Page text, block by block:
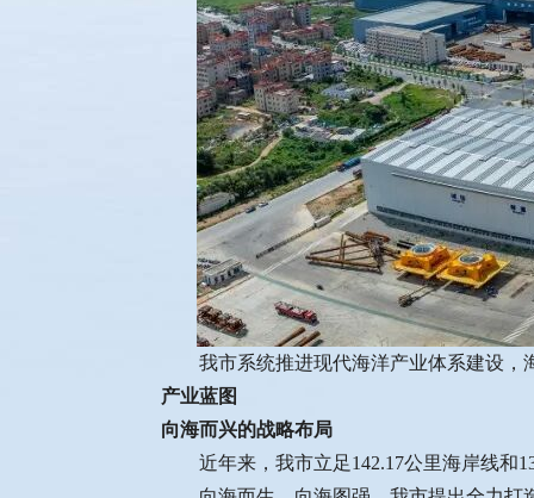
我市系统推进现代海洋产业体系建设，
产业蓝图
向海而兴的战略布局
近年来，我市立足142.17公里海岸线和